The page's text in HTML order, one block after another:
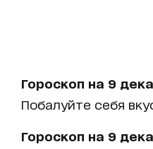
Гороскоп на 9
Побалуйте себя
Гороскоп на 9